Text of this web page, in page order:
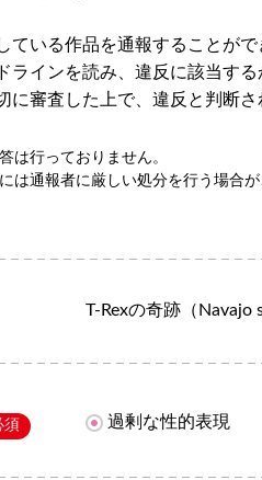
ている作品を通報することがで
ラインを読み、違反に該当する
に審査した上で、違反と判断
は行っておりません。
は通報者に厳しい処分を行う場合が
T-Rexの奇跡（Navajo
須 過剰な性的表現